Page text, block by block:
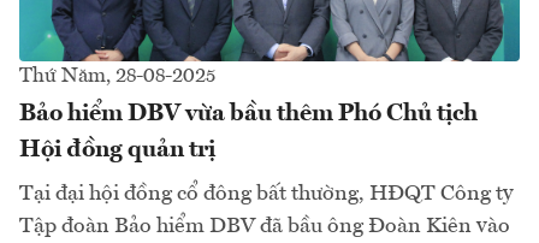
Thứ Năm, 28-08-2025
Bảo hiểm DBV vừa bầu thêm Phó Chủ tịch
Hội đồng quản trị
Tại đại hội đồng cổ đông bất thường, HĐQT Công ty
Tập đoàn Bảo hiểm DBV đã bầu ông Đoàn Kiên vào